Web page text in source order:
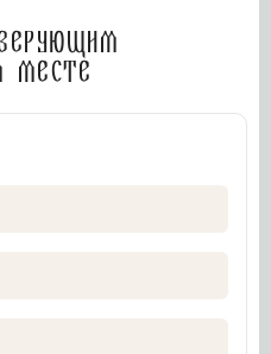
месте